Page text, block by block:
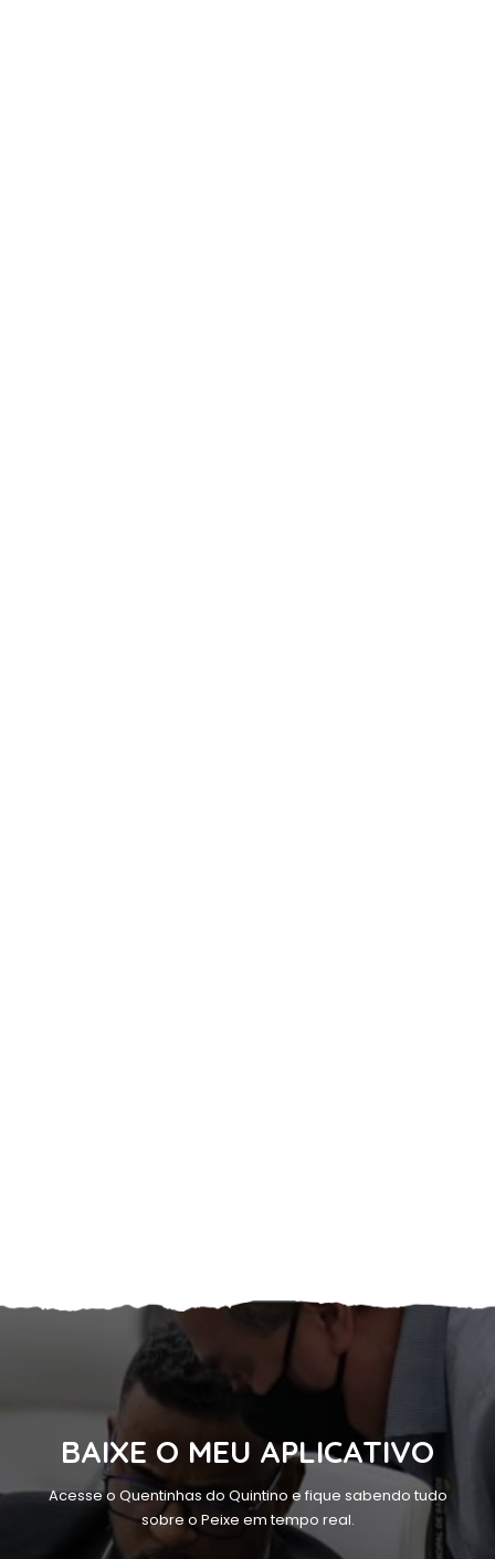
BAIXE O MEU APLICATIVO
Acesse o Quentinhas do Quintino e fique sabendo tudo
sobre o Peixe em tempo real.